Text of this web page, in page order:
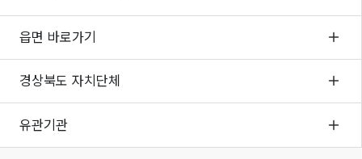
읍면 바로가기
경상북도 자치단체
유관기관